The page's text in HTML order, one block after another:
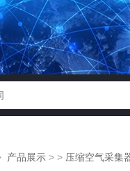
产品展示 > > 压缩空气采集